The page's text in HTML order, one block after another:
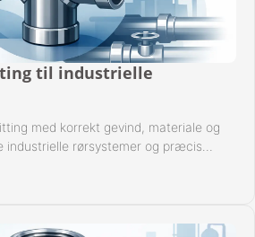
til industrielle
med korrekt gevind, materiale og
industrielle rørsystemer og præcis